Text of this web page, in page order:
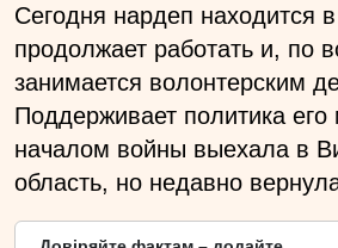
Сегодня нардеп находится
продолжает работать и, по
занимается волонтерским
Поддерживает политика
началом войны выехала в
область, но недавно